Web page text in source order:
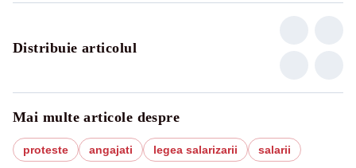
Distribuie articolul
Mai multe articole despre
proteste angajati legea salarizarii salarii